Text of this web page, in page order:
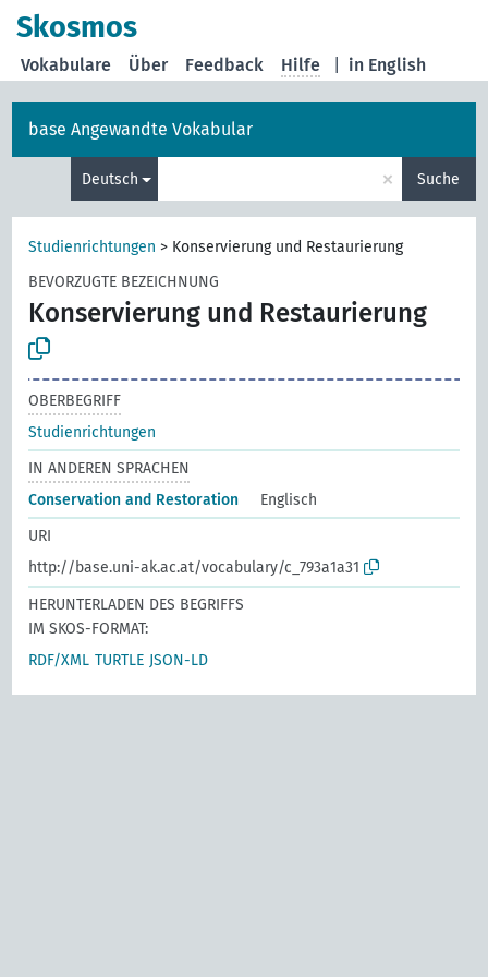
Skosmos
in English
Vokabulare Über Feedback Hilfe
base Angewandte Vokabular
Deutsch × Suche
Studienrichtungen > Konservierung und Restaurierung
BEVORZUGTE BEZEICHNUNG
Konservierung und Restaurierung
OBERBEGRIFF
Studienrichtungen
IN ANDEREN SPRACHEN
Conservation and Restoration
Englisch
URI
http://base.uni-ak.ac.at/vocabulary/c_793a1a31
HERUNTERLADEN DES BEGRIFFS
IM SKOS-FORMAT:
RDF/XML TURTLE JSON-LD